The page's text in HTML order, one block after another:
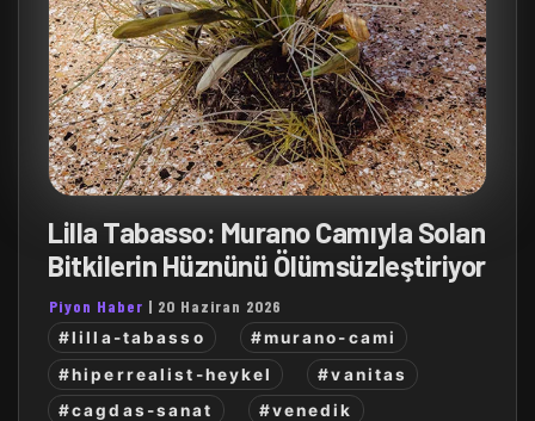
Lilla Tabasso: Murano Camıyla Solan
Bitkilerin Hüznünü Ölümsüzleştiriyor
Piyon Haber | 20 Haziran 2026
#lilla-tabasso
#murano-cami
#hiperrealist-heykel
#vanitas
#cagdas-sanat
#venedik